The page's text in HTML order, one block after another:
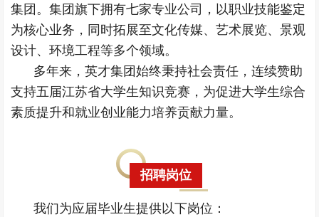
集团。集团旗下拥有七家专业公司，以职业技能鉴定
为核心业务，同时拓展至文化传媒、艺术展览、景观
设计、环境工程等多个领域。
多年来，英才集团始终秉持社会责任，连续赞助
支持五届江苏省大学生知识竞赛，为促进大学生综合
素质提升和就业创业能力培养贡献力量。
招聘岗位
我们为应届毕业生提供以下岗位：